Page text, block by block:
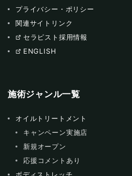
プライバシー・ポリシー
関連サイトリンク
セラピスト採用情報
ENGLISH
施術ジャンル一覧
オイルトリートメント
キャンペーン実施店
新規オープン
応援コメントあり